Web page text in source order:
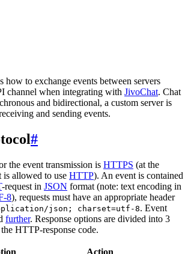
how to exchange events between servers
channel when integrating with JivoChat. Chat
and bidirectional, a custom server is
and sending events.
#
the event transmission is HTTPS (at the
is allowed to use HTTP). An event is contained
-request in JSON format (note: text encoding in
8), requests must have an appropriate header
json; charset=utf-8. Event
further. Response options are divided into 3
HTTP-response code.
Action